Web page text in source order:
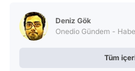
Deniz Gök
Onedio Gündem -
Tüm